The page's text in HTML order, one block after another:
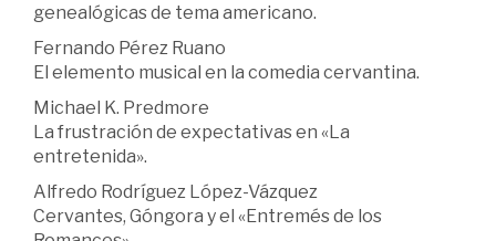
genealógicas de tema americano.
Fernando Pérez Ruano
El elemento musical en la comedia cervantina.
Michael K. Predmore
La frustración de expectativas en «La
entretenida».
Alfredo Rodríguez López-Vázquez
Cervantes, Góngora y el «Entremés de los